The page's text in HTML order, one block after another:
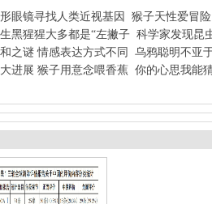
眼镜寻找人类近视基因
猴子天性爱冒
黑猩猩大多都是“左撇子 科学家发现昆
之谜 情感表达方式不同
乌鸦聪明不亚
进展 猴子用意念喂香蕉 你的心思我能